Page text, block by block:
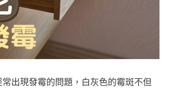
出現發霉的問題，白灰色的霉斑不但